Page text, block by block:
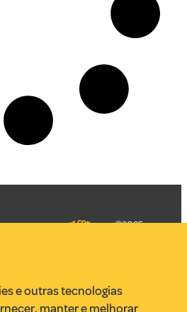
©2025
e outras tecnologias
manter e melhorar